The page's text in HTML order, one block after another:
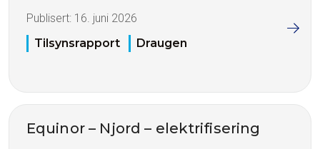
Publisert: 16. juni 2026
Tilsynsrapport
Draugen
Equinor – Njord – elektrifisering